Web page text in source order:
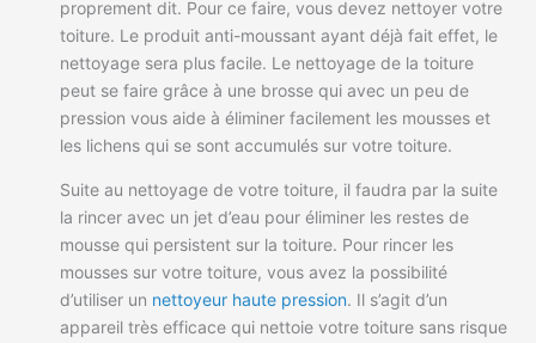
proprement dit. Pour ce faire, vous devez nettoyer votre
toiture. Le produit anti-moussant ayant déjà fait effet, le
nettoyage sera plus facile. Le nettoyage de la toiture
peut se faire grâce à une brosse qui avec un peu de
pression vous aide à éliminer facilement les mousses et
les lichens qui se sont accumulés sur votre toiture.
Suite au nettoyage de votre toiture, il faudra par la suite
la rincer avec un jet d’eau pour éliminer les restes de
mousse qui persistent sur la toiture. Pour rincer les
mousses sur votre toiture, vous avez la possibilité
d’utiliser un nettoyeur haute pression. Il s’agit d’un
appareil très efficace qui nettoie votre toiture sans risque